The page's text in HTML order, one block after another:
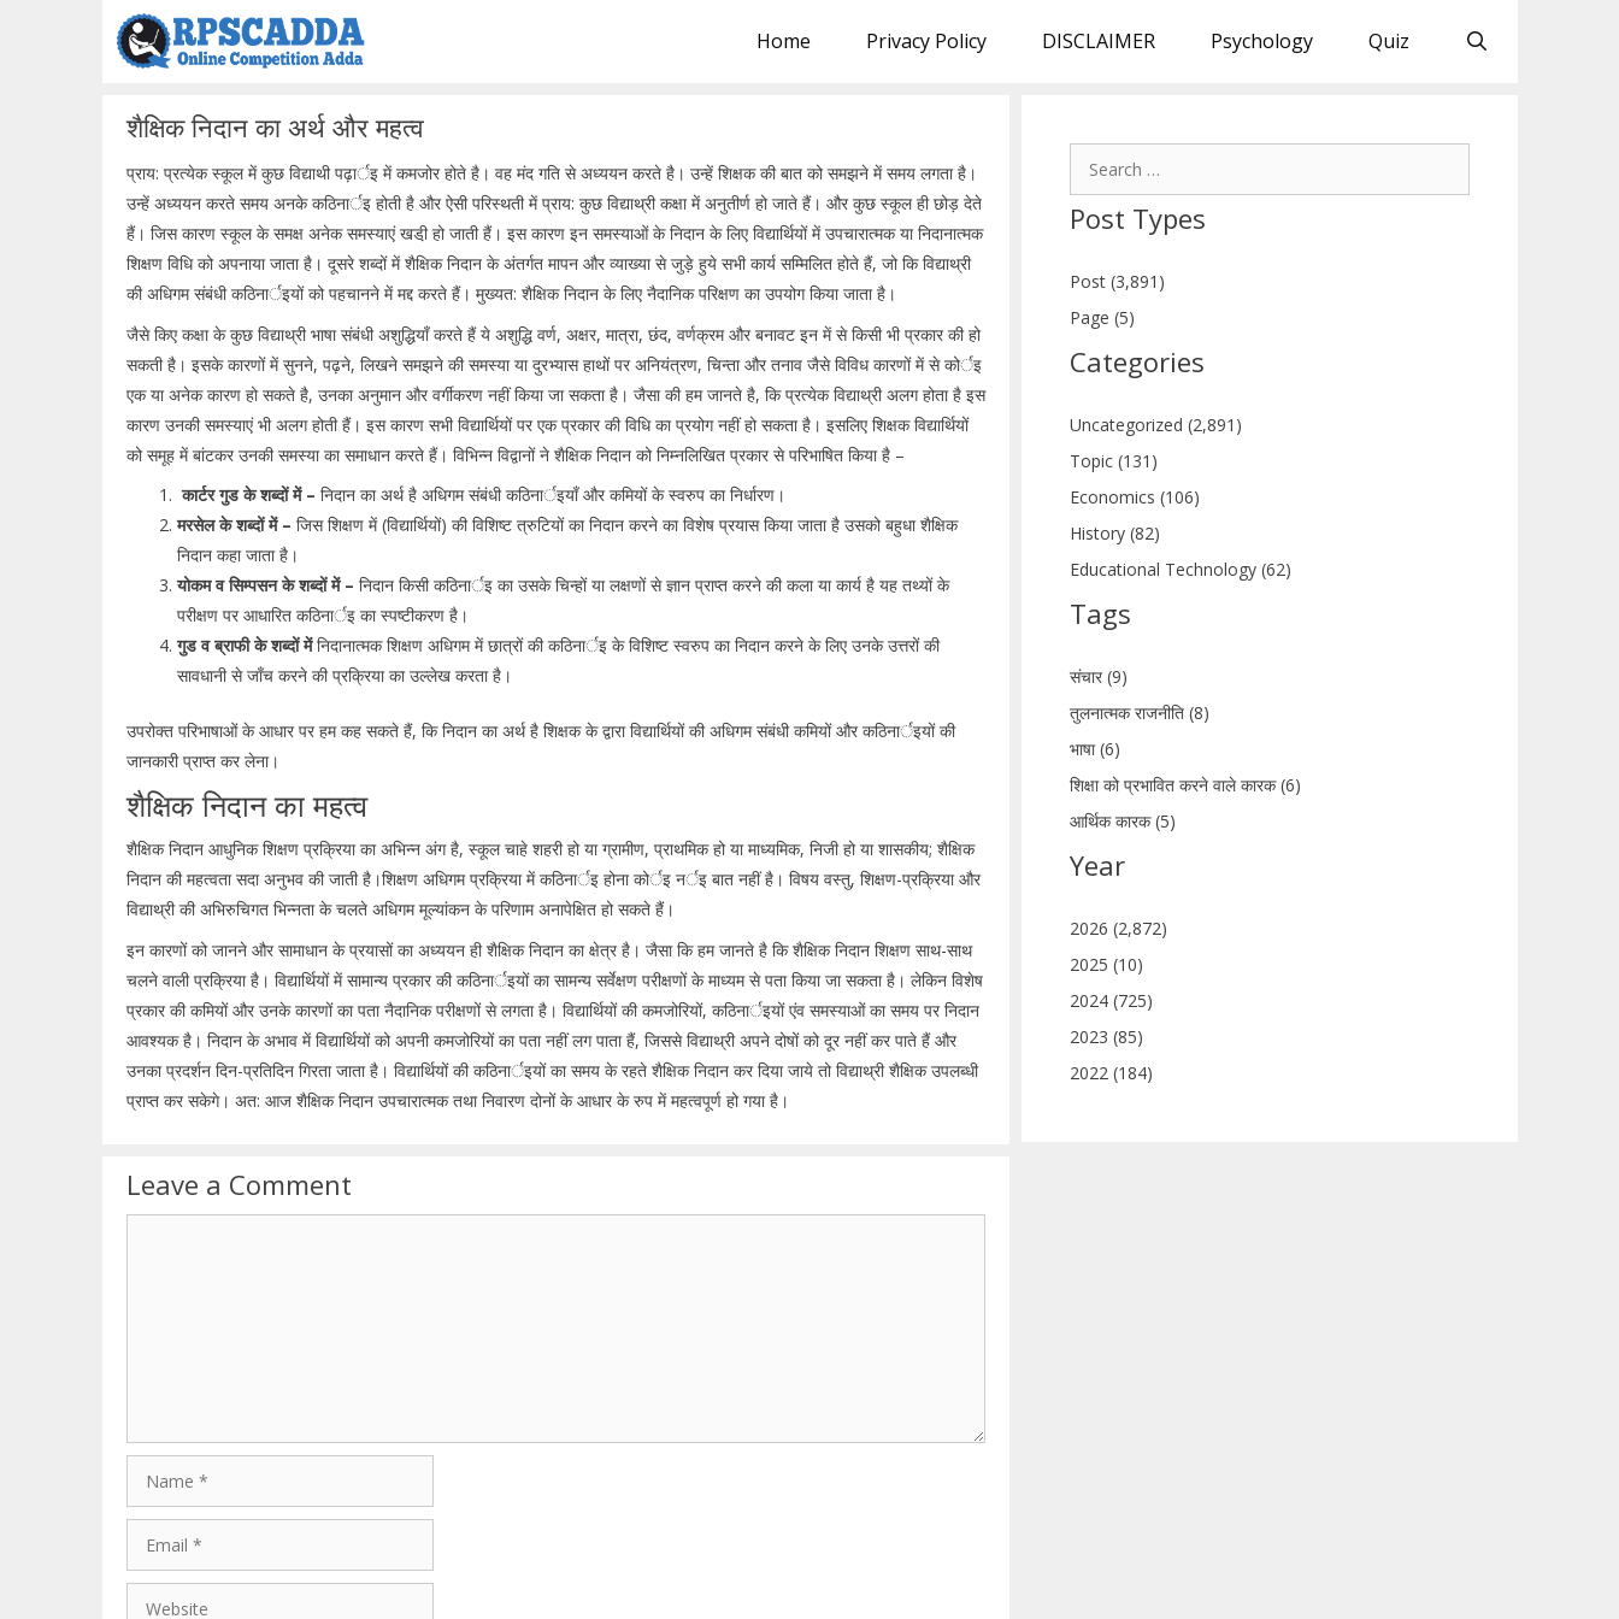
Home Privacy Policy DISCLAIMER Psychology Quiz
शैक्षिक निदान का अर्थ और महत्व
प्राय: प्रत्येक स्कूल में कुछ विद्याथी पढ़ार्इ में कमजोर होते है। वह मंद गति से अध्ययन करते है। उन्हें शिक्षक की बात को समझने में समय लगता है।
उन्हें अध्ययन करते समय अनके कठिनार्इ होती है और ऐसी परिस्थती में प्राय: कुछ विद्याथ्री कक्षा में अनुतीर्ण हो जाते हैं। और कुछ स्कूल ही छोड़ देते
हैं। जिस कारण स्कूल के समक्ष अनेक समस्याएं खडी़ हो जाती हैं। इस कारण इन समस्याओं के निदान के लिए विद्यार्थियों में उपचारात्मक या निदानात्मक
शिक्षण विधि को अपनाया जाता है। दूसरे शब्दों में शैक्षिक निदान के अंतर्गत मापन और व्याख्या से जुड़े हुये सभी कार्य सम्मिलित होते हैं, जो कि विद्याथ्री
की अधिगम संबंधी कठिनार्इयों को पहचानने में मद्द करते हैं। मुख्यत: शैक्षिक निदान के लिए नैदानिक परिक्षण का उपयोग किया जाता है।
जैसे किए कक्षा के कुछ विद्याथ्री भाषा संबंधी अशुद्धियाँ करते हैं ये अशुद्धि वर्ण, अक्षर, मात्रा, छंद, वर्णक्रम और बनावट इन में से किसी भी प्रकार की हो
सकती है। इसके कारणों में सुनने, पढ़ने, लिखने समझने की समस्या या दुरभ्यास हाथों पर अनियंत्रण, चिन्ता और तनाव जैसे विविध कारणों में से कोर्इ
एक या अनेक कारण हो सकते है, उनका अनुमान और वर्गीकरण नहीं किया जा सकता है। जैसा की हम जानते है, कि प्रत्येक विद्याथ्री अलग होता है इस
कारण उनकी समस्याएं भी अलग होती हैं। इस कारण सभी विद्यार्थियों पर एक प्रकार की विधि का प्रयोग नहीं हो सकता है। इसलिए शिक्षक विद्यार्थियों
को समूह में बांटकर उनकी समस्या का समाधान करते हैं। विभिन्न विद्वानों ने शैक्षिक निदान को निम्नलिखित प्रकार से परिभाषित किया है –
कार्टर गुड के शब्दों में – निदान का अर्थ है अधिगम संबंधी कठिनार्इयाँ और कमियों के स्वरुप का निर्धारण।
मरसेल के शब्दों में – जिस शिक्षण में (विद्यार्थियों) की विशिष्ट त्रुटियों का निदान करने का विशेष प्रयास किया जाता है उसको बहुधा शैक्षिक
निदान कहा जाता है।
योकम व सिम्पसन के शब्दों में – निदान किसी कठिनार्इ का उसके चिन्हों या लक्षणों से ज्ञान प्राप्त करने की कला या कार्य है यह तथ्यों के
परीक्षण पर आधारित कठिनार्इ का स्पष्टीकरण है।
गुड व ब्राफी के शब्दों मेंनिदानात्मक शिक्षण अधिगम में छात्रों की कठिनार्इ के विशिष्ट स्वरुप का निदान करने के लिए उनके उत्तरों की
सावधानी से जाँच करने की प्रक्रिया का उल्लेख करता है।
उपरोक्त परिभाषाओं के आधार पर हम कह सकते हैं, कि निदान का अर्थ है शिक्षक के द्वारा विद्यार्थियों की अधिगम संबंधी कमियों और कठिनार्इयों की
जानकारी प्राप्त कर लेना।
शैक्षिक निदान का महत्व
शैक्षिक निदान आधुनिक शिक्षण प्रक्रिया का अभिन्न अंग है, स्कूल चाहे शहरी हो या ग्रामीण, प्राथमिक हो या माध्यमिक, निजी हो या शासकीय; शैक्षिक
निदान की महत्वता सदा अनुभव की जाती है।शिक्षण अधिगम प्रक्रिया में कठिनार्इ होना कोर्इ नर्इ बात नहीं है। विषय वस्तु, शिक्षण-प्रक्रिया और
विद्याथ्री की अभिरुचिगत भिन्नता के चलते अधिगम मूल्यांकन के परिणाम अनापेक्षित हो सकते हैं।
इन कारणों को जानने और सामाधान के प्रयासों का अध्ययन ही शैक्षिक निदान का क्षेत्र है। जैसा कि हम जानते है कि शैक्षिक निदान शिक्षण साथ-साथ
चलने वाली प्रक्रिया है। विद्यार्थियों में सामान्य प्रकार की कठिनार्इयों का सामन्य सर्वेक्षण परीक्षणों के माध्यम से पता किया जा सकता है। लेकिन विशेष
प्रकार की कमियों और उनके कारणों का पता नैदानिक परीक्षणों से लगता है। विद्यार्थियों की कमजोरियों, कठिनार्इयों एंव समस्याओं का समय पर निदान
आवश्यक है। निदान के अभाव में विद्यार्थियों को अपनी कमजोरियों का पता नहीं लग पाता हैं, जिससे विद्याथ्री अपने दोषों को दूर नहीं कर पाते हैं और
उनका प्रदर्शन दिन-प्रतिदिन गिरता जाता है। विद्यार्थियों की कठिनार्इयों का समय के रहते शैक्षिक निदान कर दिया जाये तो विद्याथ्री शैक्षिक उपलब्धी
प्राप्त कर सकेगे। अत: आज शैक्षिक निदान उपचारात्मक तथा निवारण दोनों के आधार के रुप में महत्वपूर्ण हो गया है।
Leave a Comment
Website
Post Types
Post (3,891)
Page (5)
Categories
Uncategorized (2,891)
Topic (131)
Economics (106)
History (82)
Educational Technology (62)
Tags
संचार (9)
तुलनात्मक राजनीति (8)
भाषा (6)
शिक्षा को प्रभावित करने वाले कारक (6)
आर्थिक कारक (5)
Year
2026 (2,872)
2025 (10)
2024 (725)
2023 (85)
2022 (184)